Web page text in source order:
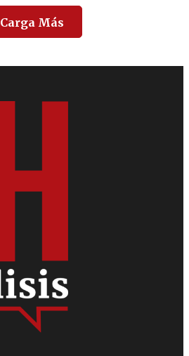
Carga Más